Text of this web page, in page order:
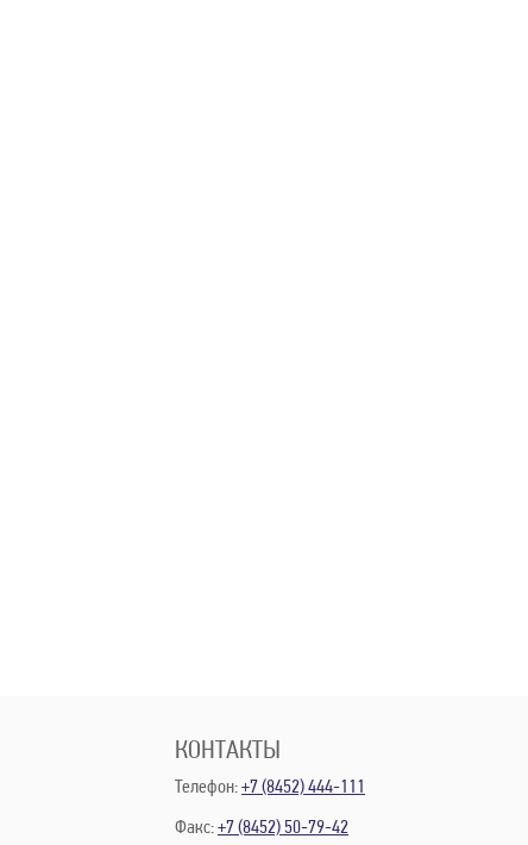
КОНТАКТЫ
Телефон:+7 (8452) 444-111
Факс:+7 (8452) 50-79-42